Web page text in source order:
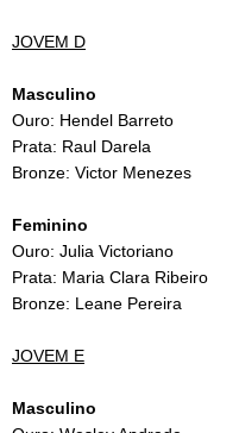
JOVEM D
Masculino
Ouro: Hendel Barreto
Prata: Raul Darela
Bronze: Victor Menezes
Feminino
Ouro: Julia Victoriano
Prata: Maria Clara Ribeiro
Bronze: Leane Pereira
JOVEM E
Masculino